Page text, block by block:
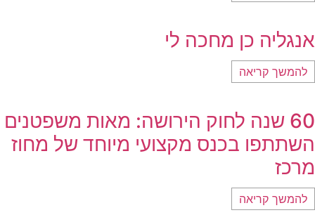
אנגליה כן מחכה לי
להמשך קריאה
60 שנה לחוק הירושה: מאות משפטנים
השתתפו בכנס מקצועי מיוחד של מחוז
מרכז
להמשך קריאה